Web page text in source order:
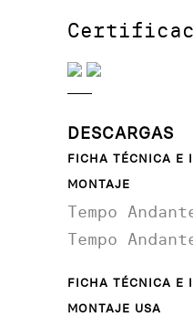
DESCARGAS
FICHA TÉCNICA E
MONTAJE
Tempo
Tempo
FICHA TÉCNICA E
MONTAJE USA